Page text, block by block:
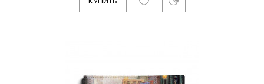
..